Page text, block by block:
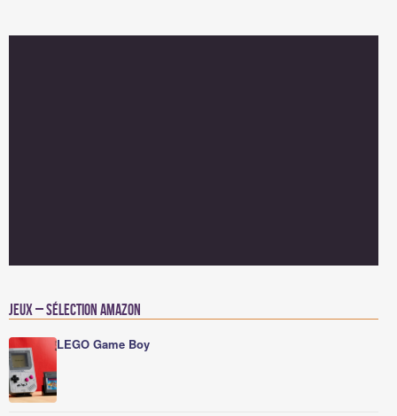
Jeux – Sélection Amazon
LEGO Game Boy